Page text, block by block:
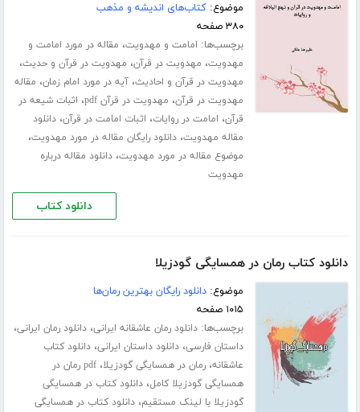
موضوع:کتاب‌های اندیشه و مذهب
۳۸۰ صفحه
برچسب‌ها: امامت و مهدویت، مقاله در مورد امامت و
مهدویت، مهدویت در قرآن، مهدویت در قرآن و حدیث،
مهدویت در قرآن و احادیث،آیه در مورد امام زمان، مقاله
مهدویت در قرآن، مهدویت در قرآن pdf ، اثبات شیعه در
قرآن، امامت در روایات، اثبات امامت در قرآن،دانلود
مقاله مهدویت،دانلود رایگان مقاله در مورد مهدویت،
موضوع مقاله در مورد مهدویت،دانلود مقاله درباره
مهدویت
دانلود کتاب
دانلود کتاب رمان در همسایگی گودزیلا
موضوع:دانلود رایگان بهترین رمان‌ها
۱۰۱۵ صفحه
برچسب‌ها:دانلود رمان عاشقانه ایرانی،دانلود رمان ایرانی،
داستان فارسی،دانلود داستان ایرانی،دانلود کتاب
عاشقانه،رمان در همسایگی گودزیلا،
pdf رمان در
همسایگی گودزیلا کامل،دانلود کتاب در همسایگی
گودزیلا با لینک مستقیم،دانلود کتاب در همسایگی